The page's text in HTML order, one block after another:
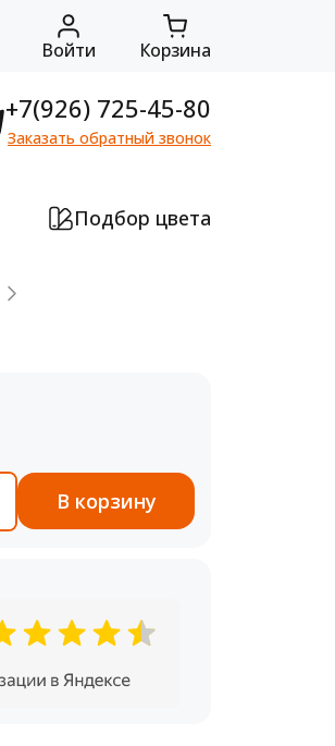
Войти Корзина
+7(926) 725-45-80
Заказать обратный звонок
Подбор цвета
В корзину